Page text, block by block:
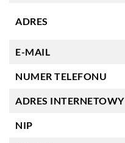
ADRES
E-MAIL
NUMER TELEFONU
ADRES INTERNETOWY
NIP